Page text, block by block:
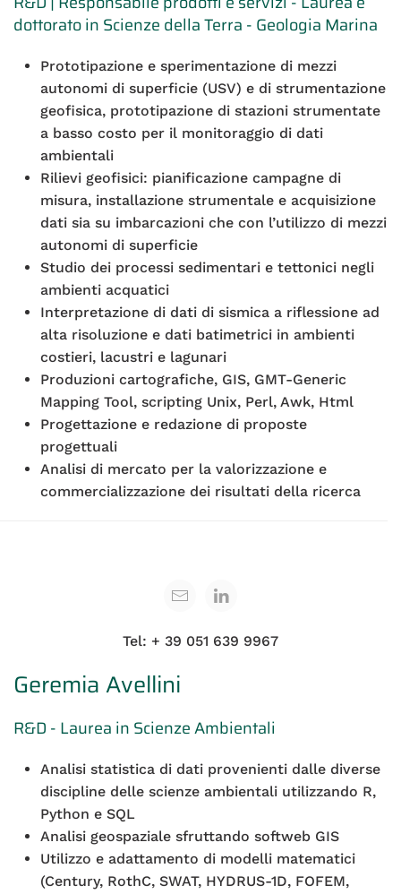
dottorato in Scienze della Terra - Geologia Marina
Prototipazione e sperimentazione di mezzi
autonomi di superficie (USV) e di strumentazione
geofisica, prototipazione di stazioni strumentate
a basso costo per il monitoraggio di dati
ambientali
Rilievi geofisici: pianificazione campagne di
misura, installazione strumentale e acquisizione
dati sia su imbarcazioni che con l’utilizzo di mezzi
autonomi di superficie
Studio dei processi sedimentari e tettonici negli
ambienti acquatici
Interpretazione di dati di sismica a riflessione ad
alta risoluzione e dati batimetrici in ambienti
costieri, lacustri e lagunari
Produzioni cartografiche, GIS, GMT-Generic
Mapping Tool, scripting Unix, Perl, Awk, Html
Progettazione e redazione di proposte
progettuali
Analisi di mercato per la valorizzazione e
commercializzazione dei risultati della ricerca
Tel: + 39 051 639 9967
Geremia Avellini
R&D - Laurea in Scienze Ambientali
Analisi statistica di dati provenienti dalle diverse
discipline delle scienze ambientali utilizzando R,
Python e SQL
Analisi geospaziale sfruttando softweb GIS
Utilizzo e adattamento di modelli matematici
(Century, RothC, SWAT, HYDRUS-1D, FOFEM,